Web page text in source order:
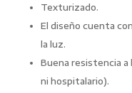
Texturizado.
El diseño cuenta
la luz.
Buena resistencia a
ni hospitalario).